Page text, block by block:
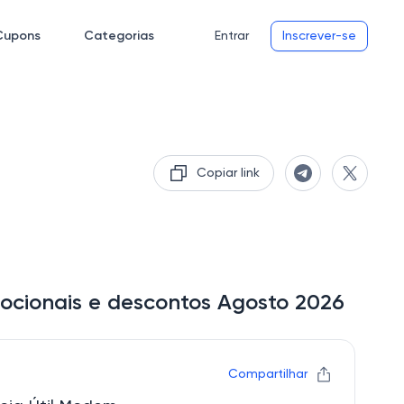
Categorias Entrar Inscrever-se
Copiar link
e descontos Agosto 2026
Compartilhar